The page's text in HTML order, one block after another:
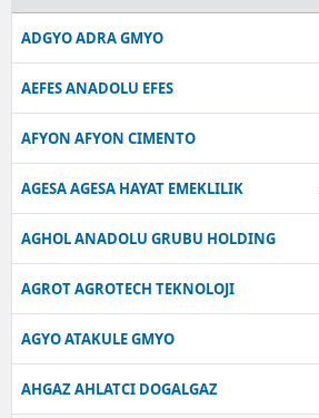
ADGYO ADRA GMYO
AEFES ANADOLU EFES
AFYON AFYON CIMENTO
AGESA AGESA HAYAT EMEKLILIK
AGHOL ANADOLU GRUBU HOLDING
AGROT AGROTECH TEKNOLOJI
AGYO ATAKULE GMYO
AHGAZ AHLATCI DOGALGAZ